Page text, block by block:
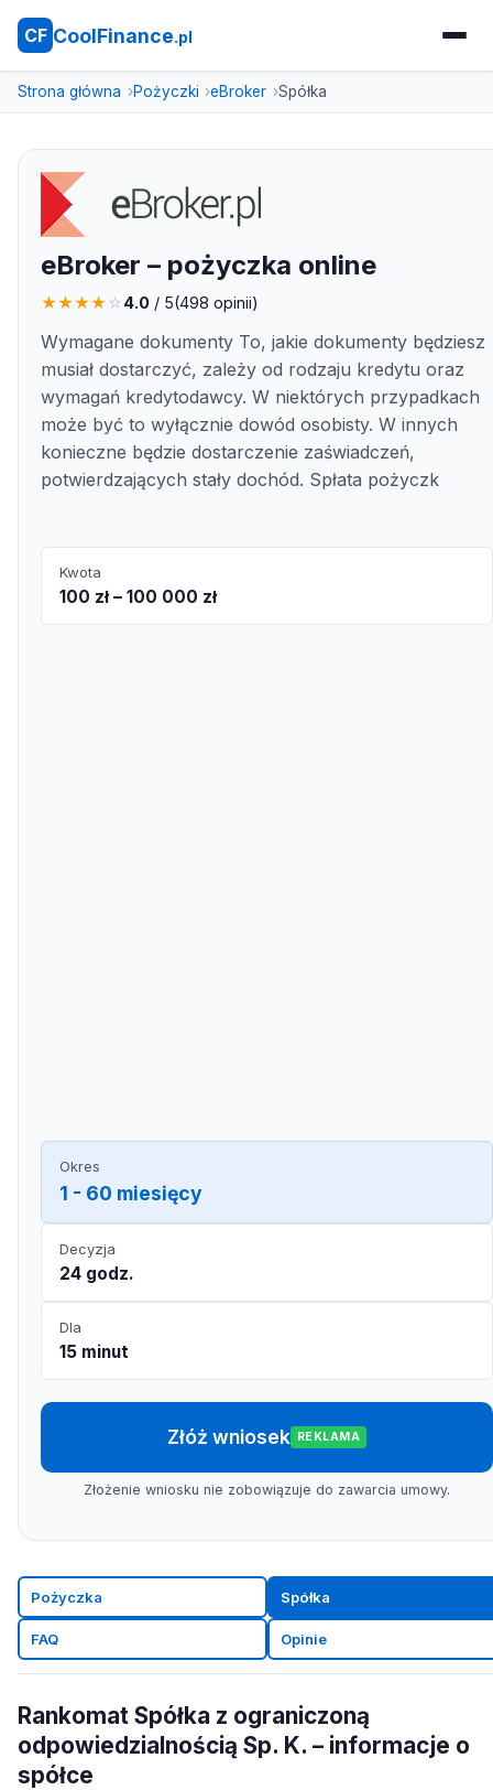
CF CoolFinance.pl
Strona główna Pożyczki eBroker Spółka
eBroker – pożyczka online
★★★★☆4.0 / 5(498 opinii)
Wymagane dokumenty To, jakie dokumenty będziesz
musiał dostarczyć, zależy od rodzaju kredytu oraz
wymagań kredytodawcy. W niektórych przypadkach
może być to wyłącznie dowód osobisty. W innych
konieczne będzie dostarczenie zaświadczeń,
potwierdzających stały dochód. Spłata pożyczk
Kwota
100 zł – 100 000 zł
Okres
1 - 60 miesięcy
Decyzja
24 godz.
Dla
15 minut
Złóż wniosek REKLAMA
Złożenie wniosku nie zobowiązuje do zawarcia umowy.
Pożyczka Spółka
FAQ Opinie
Rankomat Spółka z ograniczoną
odpowiedzialnością Sp. K. – informacje o
spółce